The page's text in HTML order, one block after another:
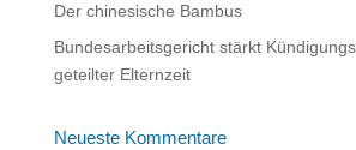
Der chinesische Bambus
Bundesarbeitsgericht stärkt
geteilter Elternzeit
Neueste Kommentare